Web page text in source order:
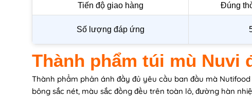
Tiến độ giao hàng Đúng
Số lượng đáp ứng
Thành phẩm túi mù Nuvi
Thành phẩm phản ánh đầy đủ yêu cầu ban đầu mà
bông sắc nét, màu sắc đồng đều trên toàn lô, đường hàn